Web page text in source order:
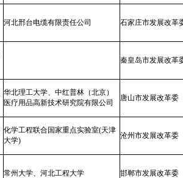
河北邢台电缆有限责任公司 石家庄市发展改革
秦皇岛市发展改革
华北理工大学、中红普林（北京）
医疗用品高新技术研究院有限公司
唐山市发展改革委
化学工程联合国家重点实验室(天津
大学)
沧州市发展改革委
常州大学、河北工程大学 邯郸市发展改革委